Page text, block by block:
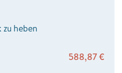
heben
588,87€